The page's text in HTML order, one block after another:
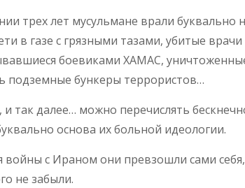
трех лет мусульмане врали
в газе с грязными тазами, убитые
боевиками ХАМАС,
подземные бункеры террористов…
и так далее… можно перечислять
основа их больной идеологии.
с Ираном они превзошли сами
не забыли.